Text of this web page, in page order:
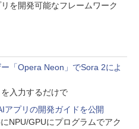
を開発可能なフレームワーク
「Opera Neon」でSora 2によ
入力するだけで
アプリの開発ガイドを公開
NPU/GPUにプログラムでアク